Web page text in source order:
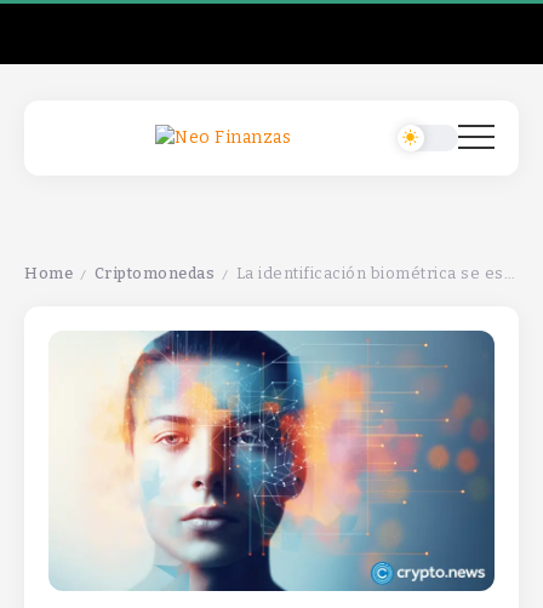
Home / Criptomonedas / La identificación biométrica se está convirtiendo en esencial para la seguridad en criptomonedas por su alta protección y conveniencia.